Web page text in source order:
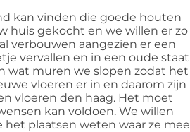
kan vinden die goede houten
huis gekocht en we willen er zo
verbouwen aangezien er een
vervallen en in een oude staat
wat muren we slopen zodat het
vloeren er in en daarom zijn
vloeren den haag. Het moet
kan voldoen. We willen
plaatsen weten waar ze mee